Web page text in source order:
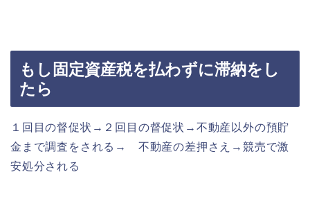
もし固定資産税を払わずに滞納をし
たら
１回目の督促状→２回目の督促状→不動産以外の預貯
金まで調査をされる→ 不動産の差押さえ→競売で激
安処分される